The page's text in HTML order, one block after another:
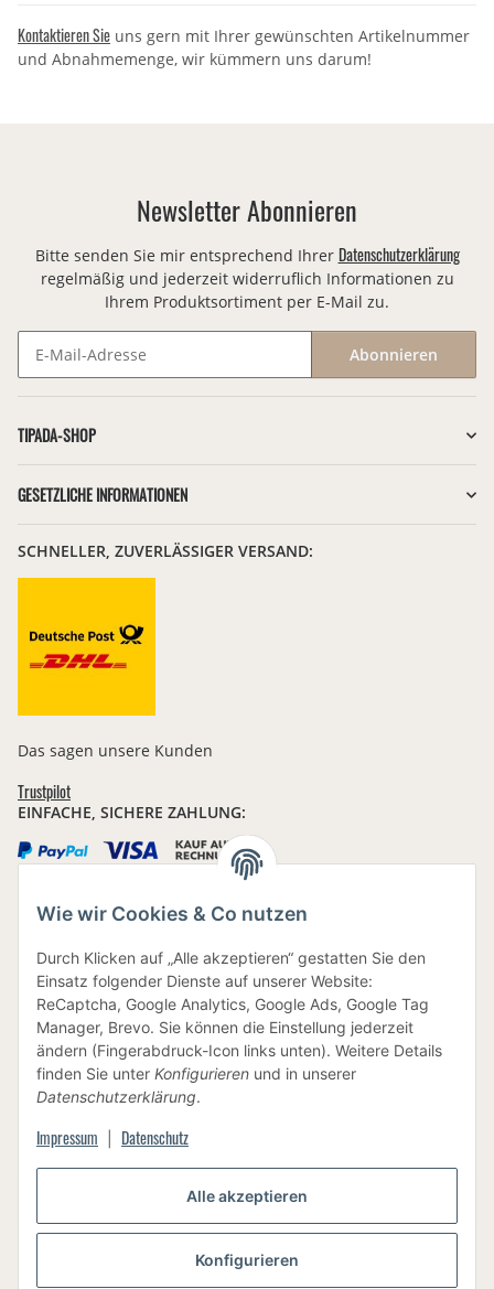
Alle akzeptieren
Konfigurieren
Wie wir Cookies & Co nutzen
Durch Klicken auf „Alle akzeptieren“ gestatten Sie den
Einsatz folgender Dienste auf unserer Website:
ReCaptcha, Google Analytics, Google Ads, Google Tag
Manager, Brevo. Sie können die Einstellung jederzeit
ändern (Fingerabdruck-Icon links unten). Weitere Details
finden Sie unter Konfigurieren und in unserer
Datenschutzerklärung.
Impressum Datenschutz
Kontaktieren Sie uns gern mit Ihrer gewünschten Artikelnummer
und Abnahmemenge, wir kümmern uns darum!
Newsletter Abonnieren
Bitte senden Sie mir entsprechend Ihrer Datenschutzerklärung
regelmäßig und jederzeit widerruflich Informationen zu
Ihrem Produktsortiment per E-Mail zu.
Abonnieren
TIPADA-SHOP
GESETZLICHE INFORMATIONEN
SCHNELLER, ZUVERLÄSSIGER VERSAND:
Das sagen unsere Kunden
Trustpilot
EINFACHE, SICHERE ZAHLUNG:
BEWUSSTE VERPACKUNG
Vertrag widerrufen